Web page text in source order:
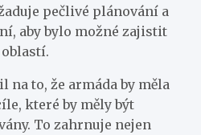
pečlivé plánování a
aby bylo možné zajistit
na to, že armáda by měla
které by měly být
To zahrnuje nejen